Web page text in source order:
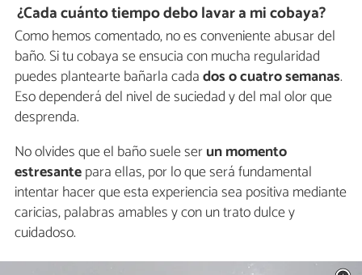
¿Cada cuánto tiempo debo lavar a mi cobaya?
Como hemos comentado, no es conveniente abusar del
baño. Si tu cobaya se ensucia con mucha regularidad
puedes plantearte bañarla cadados o cuatro semanas.
Eso dependerá del nivel de suciedad y del mal olor que
desprenda.
No olvides que el baño suele serun momento
estresantepara ellas, por lo que será fundamental
intentar hacer que esta experiencia sea positiva mediante
caricias, palabras amables y con un trato dulce y
cuidadoso.